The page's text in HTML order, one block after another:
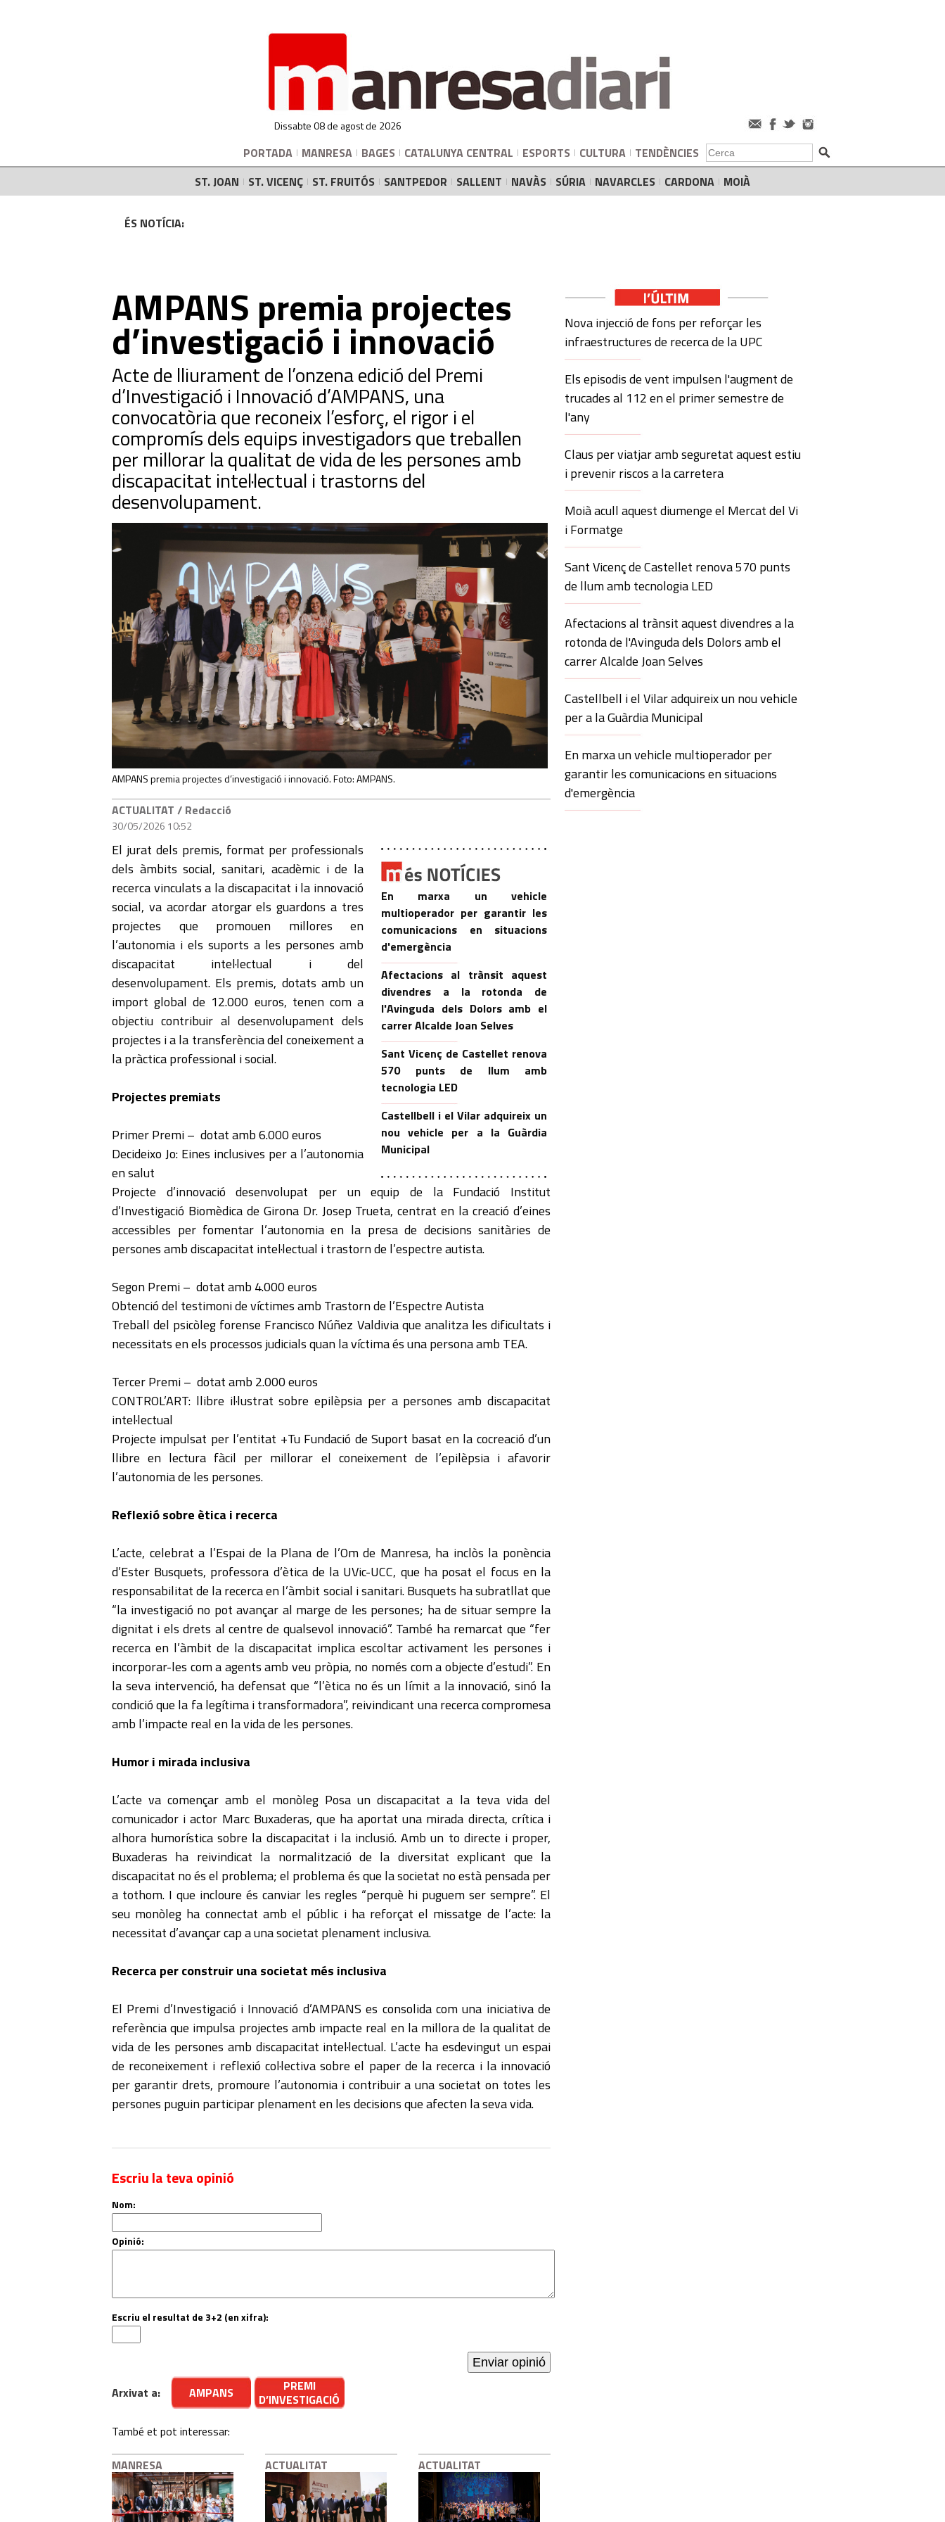
Dissabte 08 de agost de 2026
PORTADA MANRESA BAGES CATALUNYA CENTRAL ESPORTS CULTURA TENDÈNCIES
ST. JOAN
ST. VICENÇ ST. FRUITÓS SANTPEDOR SALLENT NAVÀS SÚRIA NAVARCLES CARDONA MOIÀ
ÉS NOTÍCIA:
AMPANS premia projectes
d’investigació i innovació
Acte de lliurament de l’onzena edició del Premi
d’Investigació i Innovació d’AMPANS, una
convocatòria que reconeix l’esforç, el rigor i el
compromís dels equips investigadors que treballen
per millorar la qualitat de vida de les persones amb
discapacitat intel·lectual i trastorns del
desenvolupament.
AMPANS premia projectes d’investigació i innovació. Foto: AMPANS.
ACTUALITAT / Redacció
30/05/2026 10:52
En marxa un vehicle
multioperador per garantir les
comunicacions en situacions
d'emergència
Afectacions al trànsit aquest
divendres a la rotonda de
l'Avinguda dels Dolors amb el
carrer Alcalde Joan Selves
Sant Vicenç de Castellet renova
570 punts de llum amb
tecnologia LED
Castellbell i el Vilar adquireix un
nou vehicle per a la Guàrdia
Municipal
El jurat dels premis, format per professionals
dels àmbits social, sanitari, acadèmic i de la
recerca vinculats a la discapacitat i la innovació
social, va acordar atorgar els guardons a tres
projectes que promouen millores en
l’autonomia i els suports a les persones amb
discapacitat intel·lectual i del
desenvolupament. Els premis, dotats amb un
import global de 12.000 euros, tenen com a
objectiu contribuir al desenvolupament dels
projectes i a la transferència del coneixement a
la pràctica professional i social.
Projectes premiats
Primer Premi – dotat amb 6.000 euros
Decideixo Jo: Eines inclusives per a l’autonomia
en salut
Projecte d’innovació desenvolupat per un equip de la Fundació Institut
d’Investigació Biomèdica de Girona Dr. Josep Trueta, centrat en la creació d’eines
accessibles per fomentar l’autonomia en la presa de decisions sanitàries de
persones amb discapacitat intel·lectual i trastorn de l’espectre autista.
Segon Premi – dotat amb 4.000 euros
Obtenció del testimoni de víctimes amb Trastorn de l’Espectre Autista
Treball del psicòleg forense Francisco Núñez Valdivia que analitza les dificultats i
necessitats en els processos judicials quan la víctima és una persona amb TEA.
Tercer Premi – dotat amb 2.000 euros
CONTROL’ART: llibre il·lustrat sobre epilèpsia per a persones amb discapacitat
intel·lectual
Projecte impulsat per l’entitat +Tu Fundació de Suport basat en la cocreació d’un
llibre en lectura fàcil per millorar el coneixement de l’epilèpsia i afavorir
l’autonomia de les persones.
Reflexió sobre ètica i recerca
L’acte, celebrat a l’Espai de la Plana de l’Om de Manresa, ha inclòs la ponència
d’Ester Busquets, professora d’ètica de la UVic-UCC, que ha posat el focus en la
responsabilitat de la recerca en l’àmbit social i sanitari. Busquets ha subratllat que
“la investigació no pot avançar al marge de les persones; ha de situar sempre la
dignitat i els drets al centre de qualsevol innovació”. També ha remarcat que “fer
recerca en l’àmbit de la discapacitat implica escoltar activament les persones i
incorporar-les com a agents amb veu pròpia, no només com a objecte d’estudi”. En
la seva intervenció, ha defensat que “l’ètica no és un límit a la innovació, sinó la
condició que la fa legítima i transformadora”, reivindicant una recerca compromesa
amb l’impacte real en la vida de les persones.
Humor i mirada inclusiva
L’acte va començar amb el monòleg Posa un discapacitat a la teva vida del
comunicador i actor Marc Buxaderas, que ha aportat una mirada directa, crítica i
alhora humorística sobre la discapacitat i la inclusió. Amb un to directe i proper,
Buxaderas ha reivindicat la normalització de la diversitat explicant que la
discapacitat no és el problema; el problema és que la societat no està pensada per
a tothom. I que incloure és canviar les regles “perquè hi puguem ser sempre”. El
seu monòleg ha connectat amb el públic i ha reforçat el missatge de l’acte: la
necessitat d’avançar cap a una societat plenament inclusiva.
Recerca per construir una societat més inclusiva
El Premi d’Investigació i Innovació d’AMPANS es consolida com una iniciativa de
referència que impulsa projectes amb impacte real en la millora de la qualitat de
vida de les persones amb discapacitat intel·lectual. L’acte ha esdevingut un espai
de reconeixement i reflexió col·lectiva sobre el paper de la recerca i la innovació
per garantir drets, promoure l’autonomia i contribuir a una societat on totes les
persones puguin participar plenament en les decisions que afecten la seva vida.
Escriu la teva opinió
Nom:
Opinió:
Escriu el resultat de 3+2 (en xifra):
Arxivat a: AMPANS
PREMI
D’INVESTIGACIÓ
També et pot interessar:
MANRESA
ACTUALITAT ACTUALITAT
Nova injecció de fons per reforçar les
infraestructures de recerca de la UPC
Els episodis de vent impulsen l'augment de
trucades al 112 en el primer semestre de
l'any
Claus per viatjar amb seguretat aquest estiu
i prevenir riscos a la carretera
Moià acull aquest diumenge el Mercat del Vi
i Formatge
Sant Vicenç de Castellet renova 570 punts
de llum amb tecnologia LED
Afectacions al trànsit aquest divendres a la
rotonda de l'Avinguda dels Dolors amb el
carrer Alcalde Joan Selves
Castellbell i el Vilar adquireix un nou vehicle
per a la Guàrdia Municipal
En marxa un vehicle multioperador per
garantir les comunicacions en situacions
d'emergència